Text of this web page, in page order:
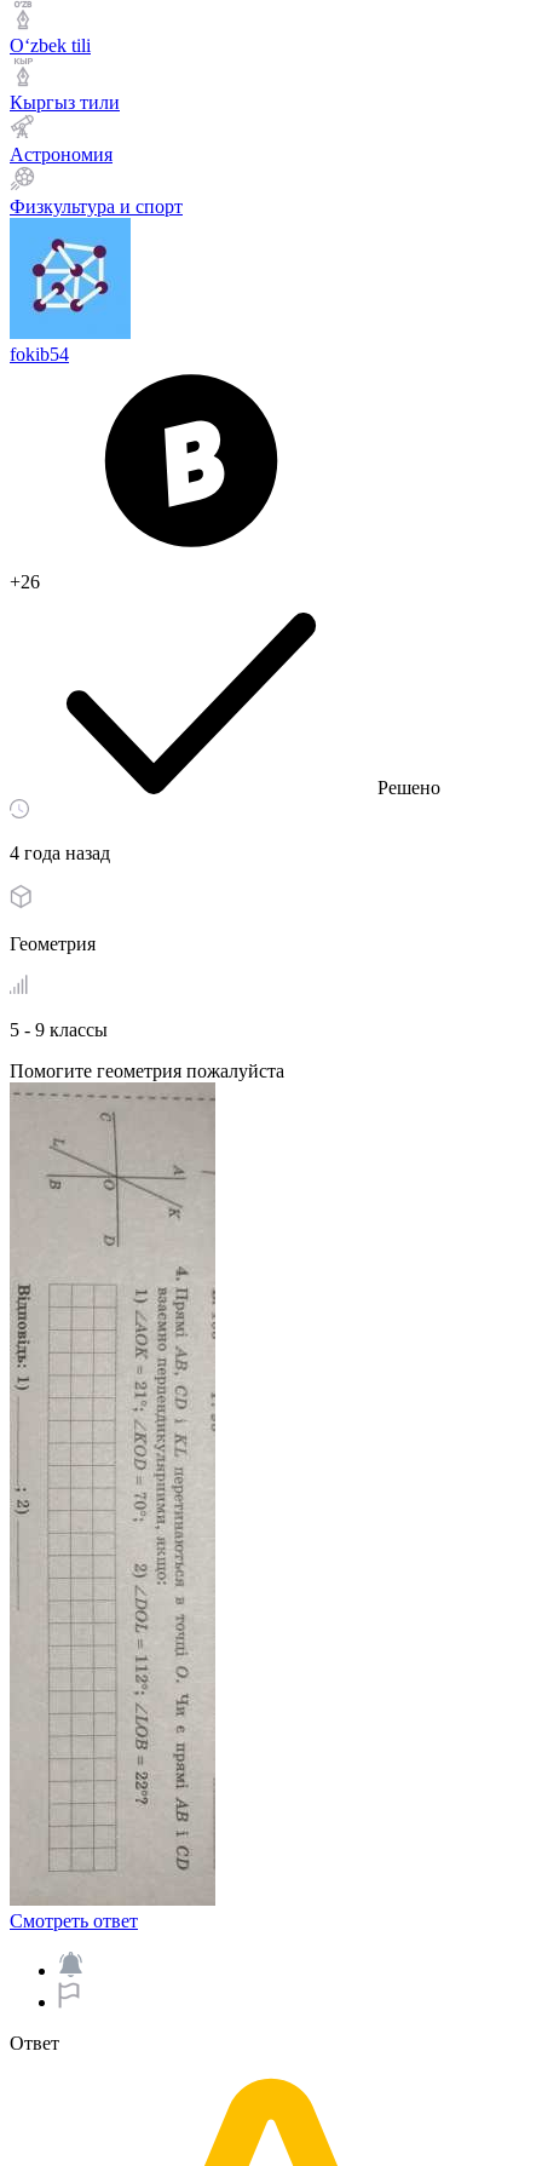
Оʻzbek tili
Кыргыз тили
Астрономия
Физкультура и спорт
fokib54
+26
Решено
4 года назад
Геометрия
5 - 9 классы
Помогите геометрия пожалуйста​
Смотреть ответ
Ответ